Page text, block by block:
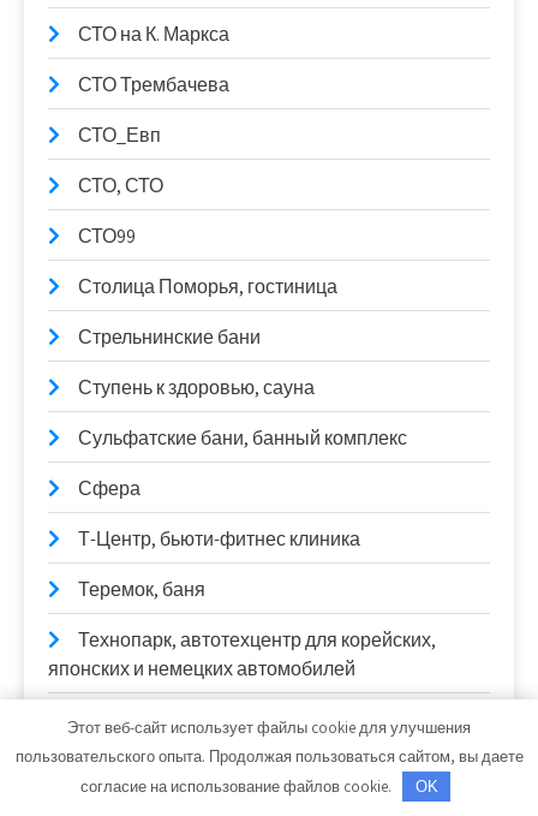
СТО на К. Маркса
СТО Трембачева
СТО_Евп
СТО, СТО
СТО99
Столица Поморья, гостиница
Стрельнинские бани
Ступень к здоровью, сауна
Сульфатские бани, банный комплекс
Сфера
Т-Центр, бьюти-фитнес клиника
Теремок, баня
Технопарк, автотехцентр для корейских,
японских и немецких автомобилей
Товары для дома
Торгшина, магазин, шиномонтажная
мастерская
Этот веб-сайт использует файлы cookie для улучшения
пользовательского опыта. Продолжая пользоваться сайтом, вы даете
согласие на использование файлов cookie.
OK